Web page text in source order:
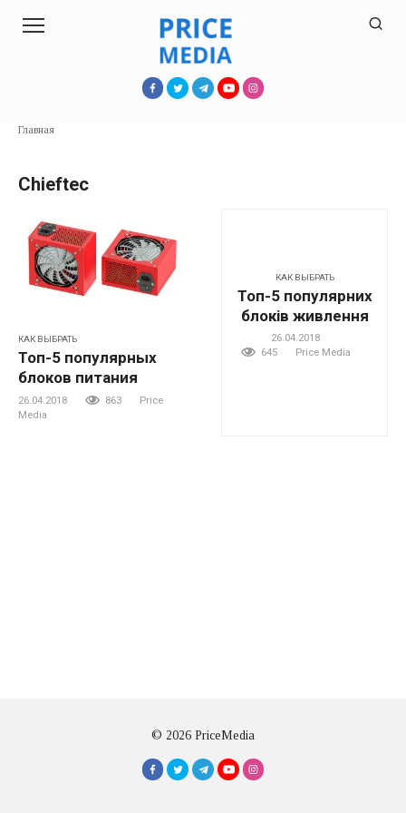
Главная
Chieftec
КАК ВЫБРАТЬ
Топ-5 популярных
блоков питания
26.04.2018 863
Price
Media
КАК ВЫБРАТЬ
Топ-5 популярних
блоків живлення
26.04.2018
645
Price Media
© 2026 PriceMedia